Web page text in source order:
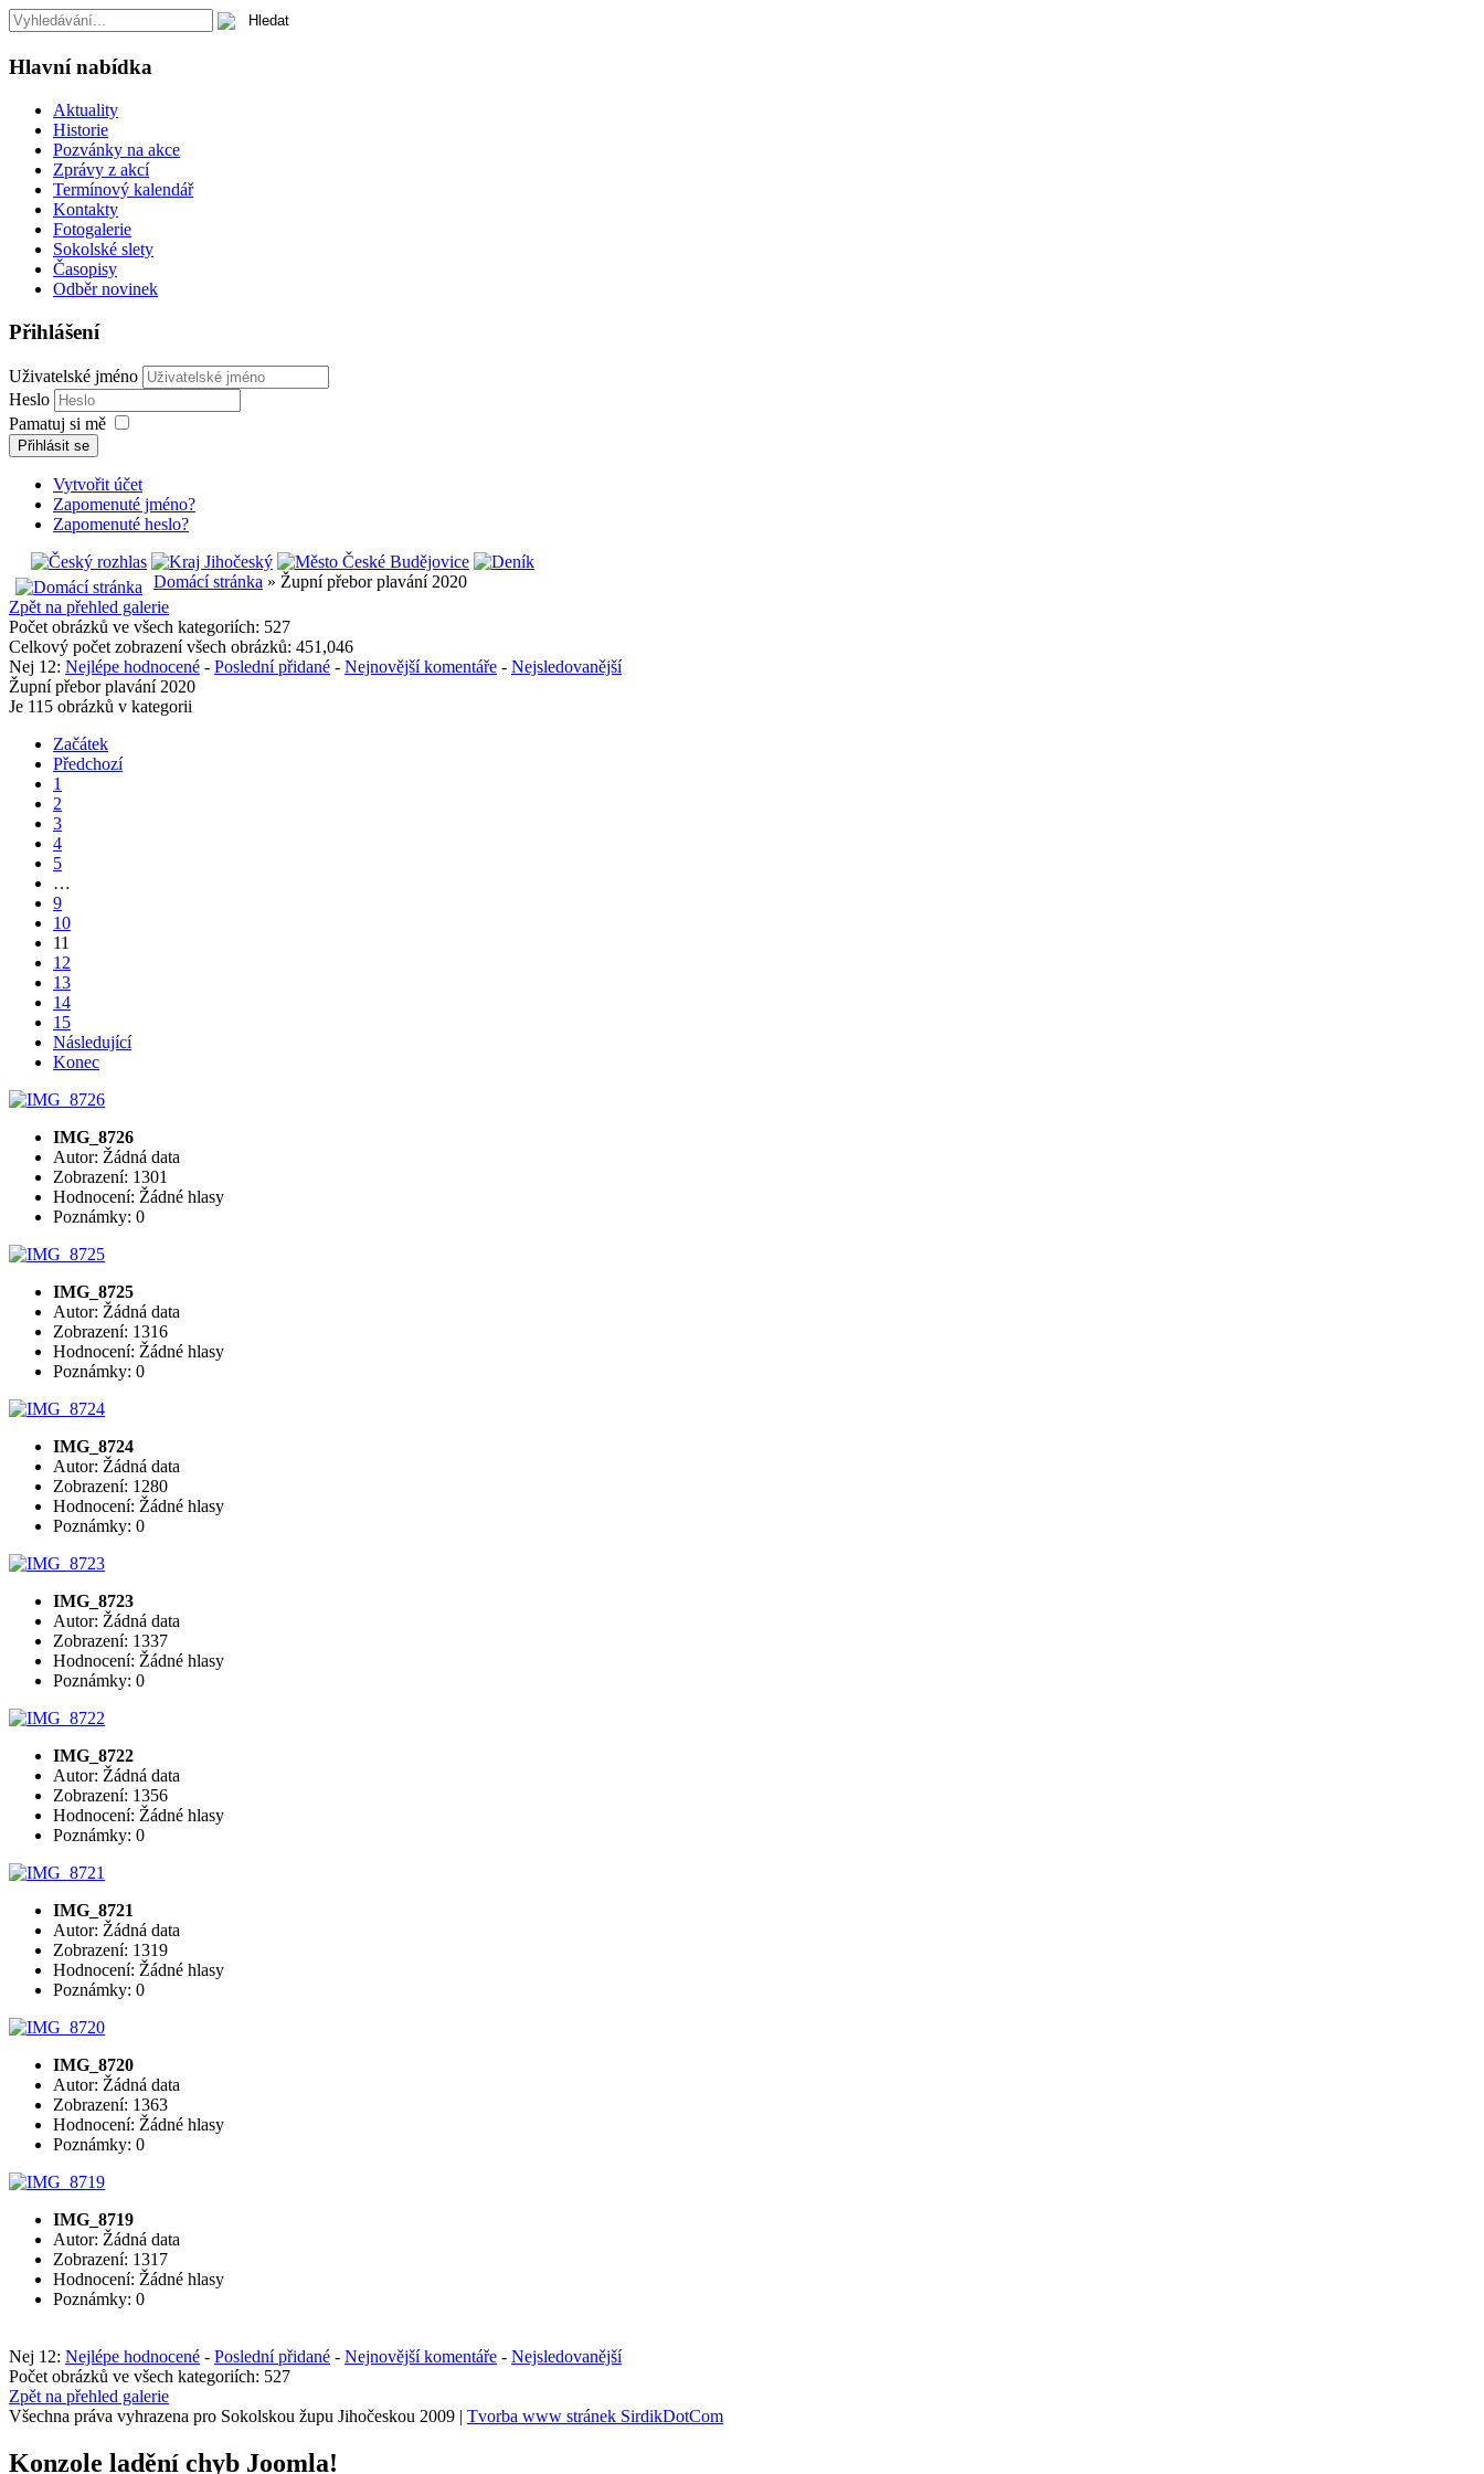
Hlavní nabídka
Aktuality
Historie
Pozvánky na akce
Zprávy z akcí
Termínový kalendář
Kontakty
Fotogalerie
Sokolské slety
Časopisy
Odběr novinek
Přihlášení
Uživatelské jméno
Heslo
Pamatuj si mě
Přihlásit se
Vytvořit účet
Zapomenuté jméno?
Zapomenuté heslo?
Domácí stránka » Župní přebor plavání 2020
Zpět na přehled galerie
Počet obrázků ve všech kategoriích: 527
Celkový počet zobrazení všech obrázků: 451,046
Nej 12: Nejlépe hodnocené - Poslední přidané - Nejnovější komentáře - Nejsledovanější
Župní přebor plavání 2020
Je 115 obrázků v kategorii
Začátek
Předchozí
1
2
3
4
5
…
9
10
11
12
13
14
15
Následující
Konec
IMG_8726
Autor: Žádná data
Zobrazení: 1301
Hodnocení: Žádné hlasy
Poznámky: 0
IMG_8725
Autor: Žádná data
Zobrazení: 1316
Hodnocení: Žádné hlasy
Poznámky: 0
IMG_8724
Autor: Žádná data
Zobrazení: 1280
Hodnocení: Žádné hlasy
Poznámky: 0
IMG_8723
Autor: Žádná data
Zobrazení: 1337
Hodnocení: Žádné hlasy
Poznámky: 0
IMG_8722
Autor: Žádná data
Zobrazení: 1356
Hodnocení: Žádné hlasy
Poznámky: 0
IMG_8721
Autor: Žádná data
Zobrazení: 1319
Hodnocení: Žádné hlasy
Poznámky: 0
IMG_8720
Autor: Žádná data
Zobrazení: 1363
Hodnocení: Žádné hlasy
Poznámky: 0
IMG_8719
Autor: Žádná data
Zobrazení: 1317
Hodnocení: Žádné hlasy
Poznámky: 0
Nej 12: Nejlépe hodnocené - Poslední přidané - Nejnovější komentáře - Nejsledovanější
Počet obrázků ve všech kategoriích: 527
Zpět na přehled galerie
Všechna práva vyhrazena pro Sokolskou župu Jihočeskou 2009 | Tvorba www stránek SirdikDotCom
Konzole ladění chyb Joomla!